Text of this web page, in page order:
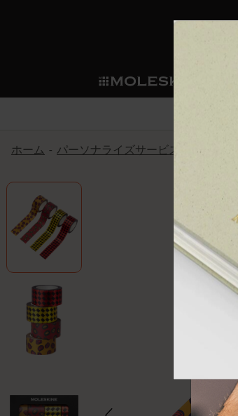
ノートブック
モレスキンスマ
サブカテゴリ
ライティングツー
サブカテゴリ
限定版ノートブ
サブカテゴリ
スマートライティ
モレスキンスマ
アプリ・サービス
サブカテゴリ
カスタムダイアリ
カスタムノートブ
和紙テープ
ミニノートブッ
別注＆コーポレ
モレスキンメン
我々の歴史
ペンと紙の力
持続可能な創造性
今すぐメンバー
ウェルカムオファー:
通常特典: パーソナ
バースデー特典: 1回
先行プレビュー: 新
伝説的なお得情報: 会
セールへの早期アク
モレスキン限定イベ
返品期間の延長: 1ヶ
ホーム パーソナライズサービス 和紙テー